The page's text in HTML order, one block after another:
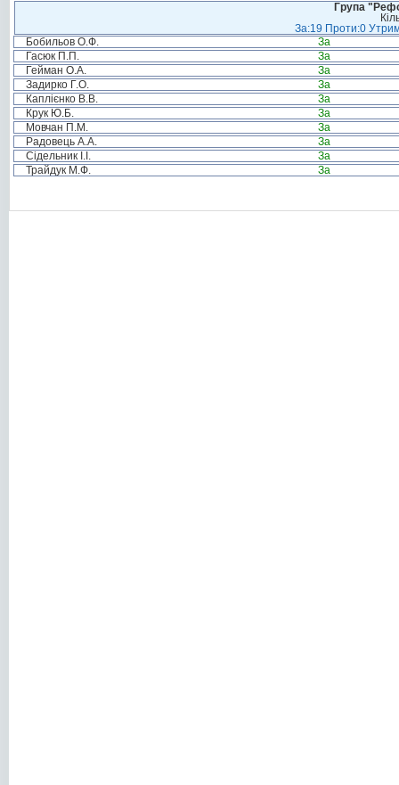
Група
За:19 Проти:0
Бобильов О.Ф.
За
Гасюк П.П.
За
Гейман О.А.
За
Задирко Г.О.
За
Каплієнко В.В.
За
Крук Ю.Б.
За
Мовчан П.М.
За
Радовець А.А.
За
Сідельник І.І.
За
Трайдук М.Ф.
За